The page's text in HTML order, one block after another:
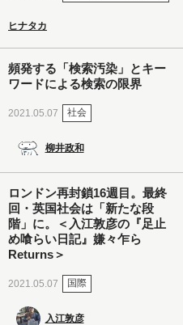
ヒナタカ
頻発する「検索汚染」とキー
ワードによる検索の限界
2021.05.07 社会
柳井政和
ロンドン再封鎖16週目。最終
回・英国社会は「新たな段
階」に。＜入江敦彦の『足止
め喰らい日記』嫌々乍ら
Returns＞
2021.05.07 国際
入江敦彦